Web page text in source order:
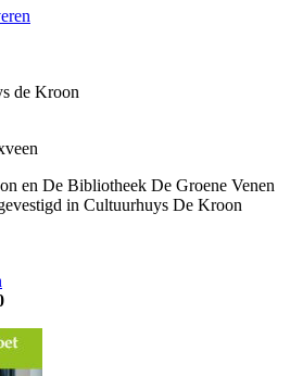
de Kroon
en De Bibliotheek De Groene Venen
in Cultuurhuys De Kroon